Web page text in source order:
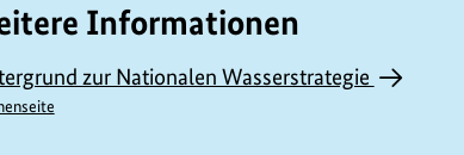
Informationen
zur Nationalen Wasserstrategie